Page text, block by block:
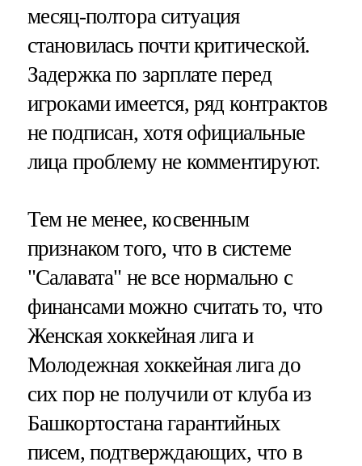
месяц-полтора ситуация
становилась почти критической.
Задержка по зарплате перед
игроками имеется, ряд контрактов
не подписан, хотя официальные
лица проблему не комментируют.
Тем не менее, косвенным
признаком того, что в системе
"Салавата" не все нормально с
финансами можно считать то, что
Женская хоккейная лига и
Молодежная хоккейная лига до
сих пор не получили от клуба из
Башкортостана гарантийных
писем, подтверждающих, что в